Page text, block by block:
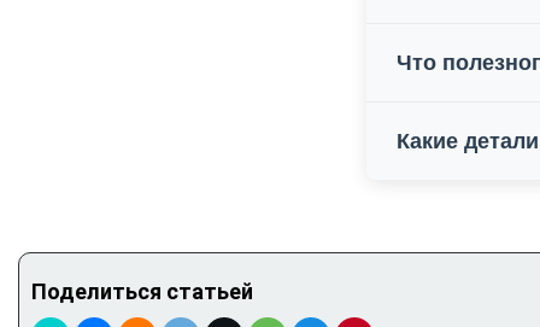
Что
Какие
Поделиться статьей